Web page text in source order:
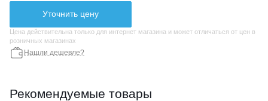
Уточнить цену
Цена действительна только для интернет магазина и может отличаться от цен в
розничных магазинах
Нашли дешевле?
Рекомендуемые товары